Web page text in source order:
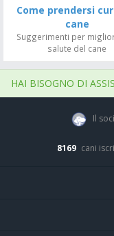
Come prendersi
cane
Suggerimenti per
salute del cane
HAI BISOGNO DI
Il
8169 cani